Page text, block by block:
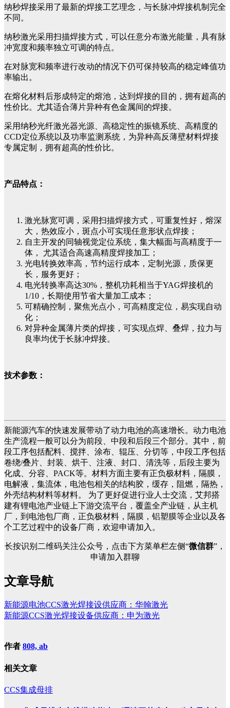
纳秒焊接采用了最新的焊接工艺理念，与长脉冲焊接机制完全
不同。
纳秒激光采用扫描焊接方式，可以任意分布激光能量，具有脉
冲宽度和频率独立可调的特点。
在对脉宽和频率进行改动的情况下仍可保持较高的稳定峰值功
率输出。
在熔化材料后形成特定的熔池，达到焊接的目的，拥有超高的
性价比。尤其适合薄片异种有色金属间的焊接。
采用纳秒光纤激光器光源、高稳定性的振镜系统、高精度的
CCD定位系统以及功率监测系统，为异种高反薄壁材料焊接
专属定制，拥有超高的性价比。
产品特点：
激光脉宽可调，采用扫描焊接方式，可重复性好，熔深
大，热效应小，斑点小可实现任意形状点焊接；
自主开发的同轴视觉定位系统，集大幅面与高精度于一
体， 尤其适合高速高精度焊接加工；
光电转换效率高，节约运行成本，定制光源，质保更
长，服务更好；
电光转换率高达30%，整机功耗相当于YAG焊接机的
1/10，长期使用节省大量加工成本；
可精确控制，聚焦光点小，可高精度定位，易实现自动
化；
对异种金属薄片类的焊接，可实现点焊、叠焊，拉力与
良率均优于长脉冲焊接。
技术参数：
新能源汽车的快速发展带动了动力电池的高速增长。动力电池
生产流程一般可以分为前段、中段和后段三个部分。其中，前
段工序包括配料、搅拌、涂布、辊压、分切等，中段工序包括
卷绕/叠片、封装、烘干、注液、封口、清洗等，后段主要为
化成、分容、PACK等。材料方面主要有正负极材料，隔膜，
电解液，集流体，电池包相关的结构胶，缓存，阻燃，隔热，
外壳结构材料等材料。 为了更好促进行业人士交流，艾邦搭
建有锂电池产业链上下游交流平台，覆盖全产业链，从主机
厂，到电池包厂商，正负极材料，隔膜，铝塑膜等企业以及各
个工艺过程中的设备厂商，欢迎申请加入。
长按识别二维码关注公众号，点击下方菜单栏左侧“微信群”，
申请加入群聊
文章导航
新能源电池CCS激光焊接设供应商：华翰激光
新能源CCS激光焊接设备供应商：申为激光
作者 808, ab
相关文章
CCS集成母排